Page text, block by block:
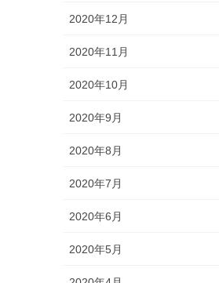
2020年12月
2020年11月
2020年10月
2020年9月
2020年8月
2020年7月
2020年6月
2020年5月